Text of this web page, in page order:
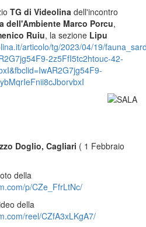
TG di Videolina dell'incontro
dell'Ambiente Marco Porcu,
Ruiu, la sezione Lipu
articolo/tg/2023/04/19/
2z5FfI5tc2htouc-42-
Doglio, Cagliari ( 1 Febbraio
della
p/CZe_FfrLtNc/
della
reel/CZfA3xLKgA7/